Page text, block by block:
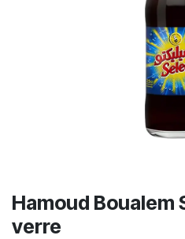
Hamoud Boualem
verre